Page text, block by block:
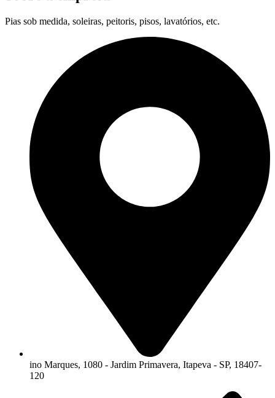
Pias sob medida, soleiras, peitoris, pisos, lavatórios, etc.
ino Marques, 1080 - Jardim Primavera, Itapeva - SP, 18407-
120